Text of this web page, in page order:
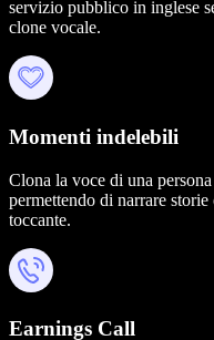
servizio pubblico in inglese
clone vocale.
Momenti indelebili
Clona la voce di una
permettendo di narrare
toccante.
Earnings Call